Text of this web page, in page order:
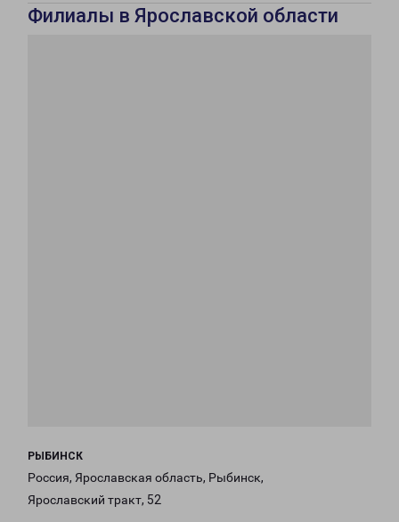
Филиалы в Ярославской области
РЫБИНСК
Россия, Ярославская область, Рыбинск,
Ярославский тракт, 52